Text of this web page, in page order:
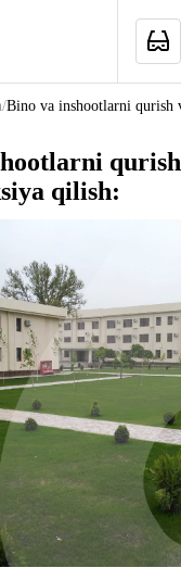
/Bino va inshootlarni qurish
qilish: